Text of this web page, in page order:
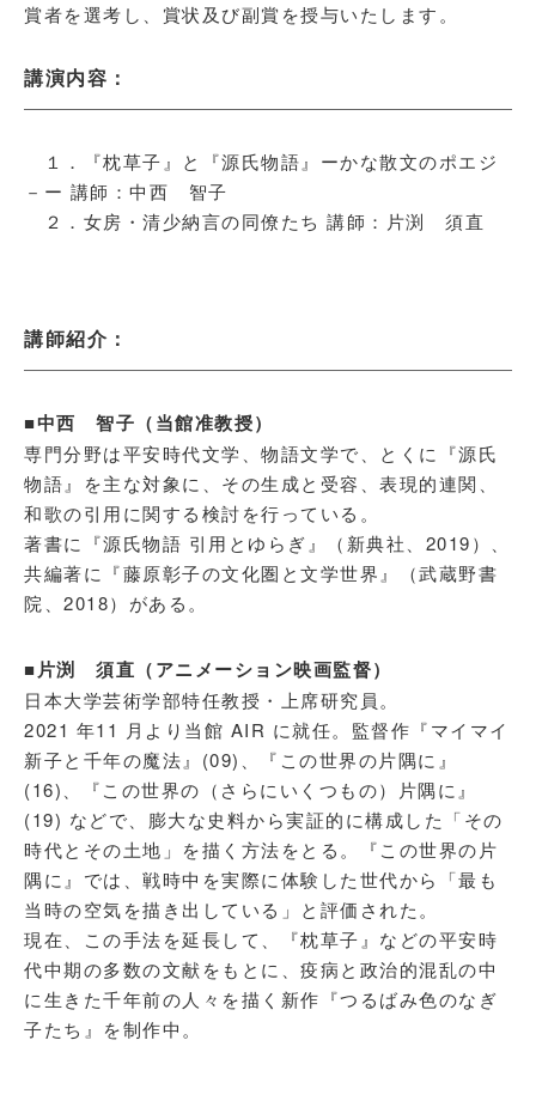
賞者を選考し、賞状及び副賞を授与いたします。
講演内容：
１．『枕草子』と『源氏物語』ーかな散文のポエジ
－ー 講師：中西 智子
２．女房・清少納言の同僚たち 講師：片渕 須直
講師紹介：
■中西 智子（当館准教授）
専門分野は平安時代文学、物語文学で、とくに『源氏
物語』を主な対象に、その生成と受容、表現的連関、
和歌の引用に関する検討を行っている。
著書に『源氏物語 引用とゆらぎ』（新典社、2019）、
共編著に『藤原彰子の文化圏と文学世界』（武蔵野書
院、2018）がある。
■片渕 須直（アニメーション映画監督）
日本大学芸術学部特任教授・上席研究員。
2021 年11 月より当館 AIR に就任。監督作『マイマイ
新子と千年の魔法』(09)、『この世界の片隅に』
(16)、『この世界の（さらにいくつもの）片隅に』
(19) などで、膨大な史料から実証的に構成した「その
時代とその土地」を描く方法をとる。『この世界の片
隅に』では、戦時中を実際に体験した世代から「最も
当時の空気を描き出している」と評価された。
現在、この手法を延長して、『枕草子』などの平安時
代中期の多数の文献をもとに、疫病と政治的混乱の中
に生きた千年前の人々を描く新作『つるばみ色のなぎ
子たち』を制作中。